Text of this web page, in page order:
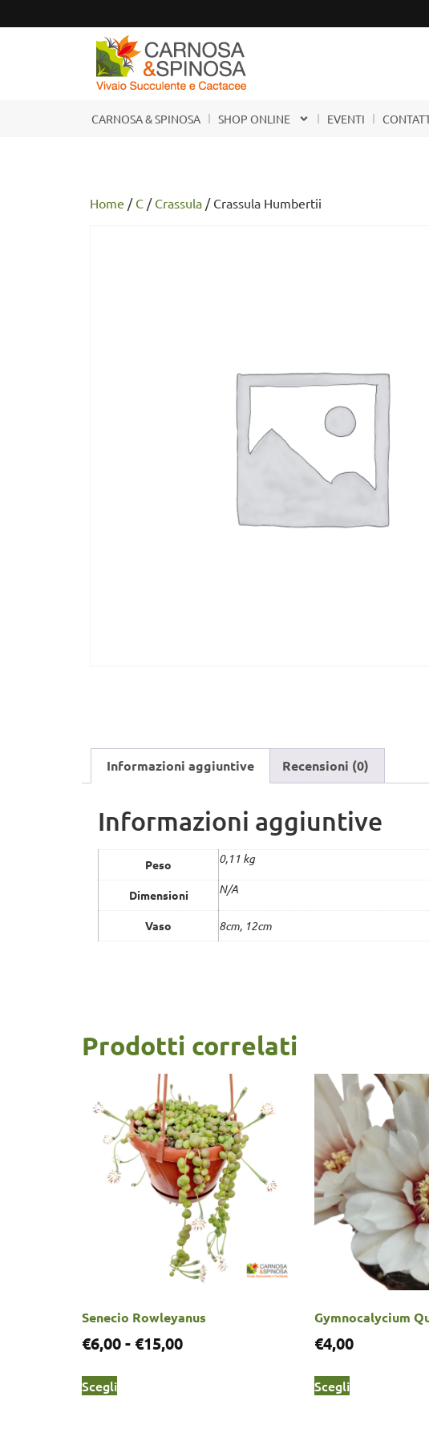
CARNOSA & SPINOSA SHOP ONLINE EVENTI
Home / C / Crassula / Crassula Humbertii
Informazioni aggiuntive Recensioni (0)
Informazioni aggiuntive
Peso 0,11 kg
Dimensioni N/A
Vaso 8cm, 12cm
Prodotti correlati
Senecio Rowleyanus
€6,00- €15,00
Scegli
Gymnocalycium
€4,00
Scegli